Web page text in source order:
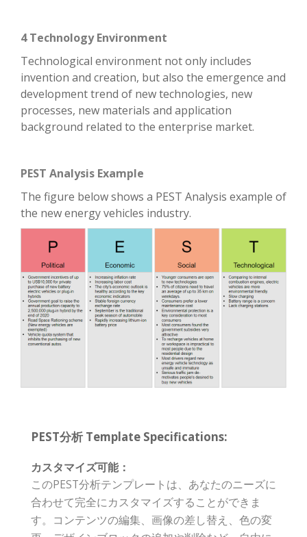
4 Technology Environment
Technological environment not only includes
invention and creation, but also the emergence and
development trend of new technologies, new
processes, new materials and application
background related to the enterprise market.
PEST Analysis Example
The figure below shows a PEST Analysis example of
the new energy vehicles industry.
PEST分析 Template Specifications:
カスタマイズ可能：
このPEST分析テンプレートは、あなたのニーズに
合わせて完全にカスタマイズすることができま
す。コンテンツの編集、画像の差し替え、色の変